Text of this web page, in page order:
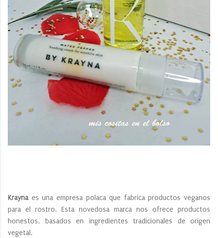
Kraynaes una empresa polaca que fabrica productos veganos
para el rostro. Esta novedosa marca nos ofrece productos
honestos, basados en ingredientes tradicionales de origen
vegetal.